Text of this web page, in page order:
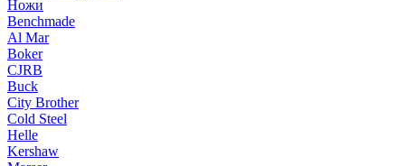
Ножи
Benchmade
Al Mar
Boker
CJRB
Buck
City Brother
Cold Steel
Helle
Kershaw